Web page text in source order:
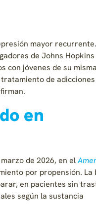
mayor
de Johns
con jóvenes de su
de
en
de 2026, en el
por propensión. La
en pacientes sin
según la sustancia